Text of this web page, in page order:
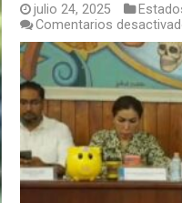
julio 24, 2025
Comentarios